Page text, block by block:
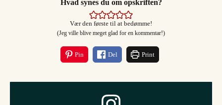
Hvad synes du om opskriften?
Vær den første til at bedømme!
(Jeg ville blive meget glad for en kommentar!)
Pin Del Print